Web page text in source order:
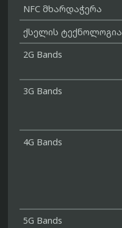
NFC მხარდაჭერა
ქსელის ტექნოლოგია
2G Bands
3G Bands
4G Bands
5G Bands